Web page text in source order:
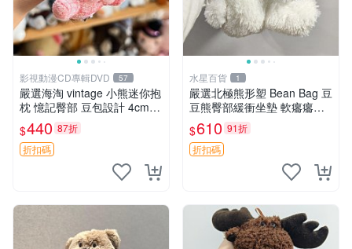
影視動漫CD專輯DVD 57
嚴選海淘 vintage 小熊迷你抱
枕 憶記臀部 豆包設計 4cm
高 推薦收藏 迷你豆包小熊、
高臀部、豆袋抱枕
$440 87折
折扣碼
水星百貨 1
嚴選北極熊形塑 Bean Bag 豆
豆熊臀部緩衝坐墊 軟癟癟舒
壓設計 保暖又實用 適合久坐
放松 推薦居家使用 RUSS系
列 豆豆熊屁屁坐墊 3D顆粒結
$610 91折
折扣碼